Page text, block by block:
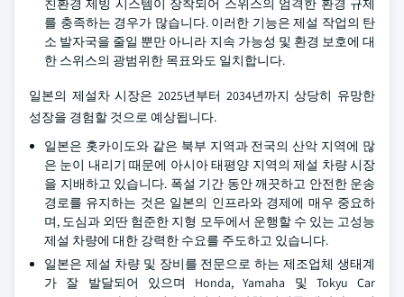
친환경 제빙 시스템이 장착되어 스위스의 엄격한 환경 규제
를 충족하는 경우가 많습니다. 이러한 기능은 제설 작업의 탄
소 발자국을 줄일 뿐만 아니라 지속 가능성 및 환경 보호에 대
한 스위스의 광범위한 목표와도 일치합니다.
일본의 제설차 시장은 2025년부터 2034년까지 상당히 유망한
성장을 경험할 것으로 예상됩니다.
일본은 홋카이도와 같은 북부 지역과 전국의 산악 지역에 많
은 눈이 내리기 때문에 아시아 태평양 지역의 제설 차량 시장
을 지배하고 있습니다. 폭설 기간 동안 깨끗하고 안전한 운송
경로를 유지하는 것은 일본의 인프라와 경제에 매우 중요하
며, 도심과 외딴 험준한 지형 모두에서 운행할 수 있는 고성능
제설 차량에 대한 강력한 수요를 주도하고 있습니다.
일본은 제설 차량 및 장비를 전문으로 하는 제조업체 생태계
가 잘 발달되어 있으며 Honda, Yamaha 및 Tokyu Car